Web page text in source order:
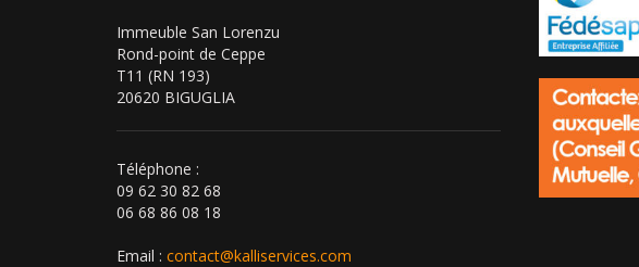
Immeuble San Lorenzu
Rond-point de Ceppe
T11 (RN 193)
20620 BIGUGLIA
Téléphone :
09 62 30 82 68
06 68 86 08 18
Email : contact@kalliservices.com